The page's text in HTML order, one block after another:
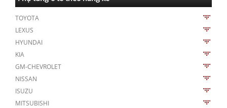
TOYOTA
LEXUS
HYUNDAI
KIA
GM-CHEVROLET
NISSAN
ISUZU
MITSUBISHI